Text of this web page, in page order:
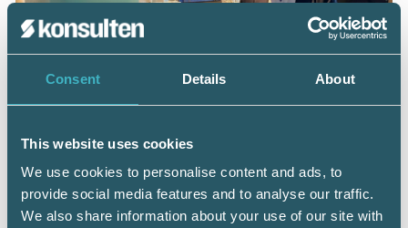
Consent Details About
This website uses cookies
We use cookies to personalise content and ads, to
provide social media features and to analyse our traffic.
We also share information about your use of our site with